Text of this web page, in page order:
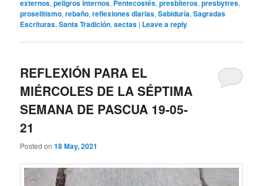
externos,peligros internos, Pentecostés,presbíteros,presbytres,
proselitismo,rebaño,reflexiones diarias,Sabiduría,Sagradas
Escrituras,Santa Tradición,sectas | Leave a reply
REFLEXIÓN PARA EL
MIÉRCOLES DE LA SÉPTIMA
SEMANA DE PASCUA 19-05-
21
Posted on18 May, 2021